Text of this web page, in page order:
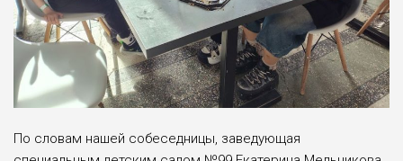
По словам нашей собеседницы, за­ведующая